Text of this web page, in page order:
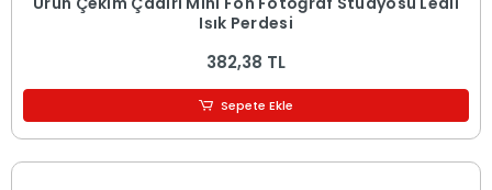
Işık Perdesi
382,38 TL
Sepete Ekle